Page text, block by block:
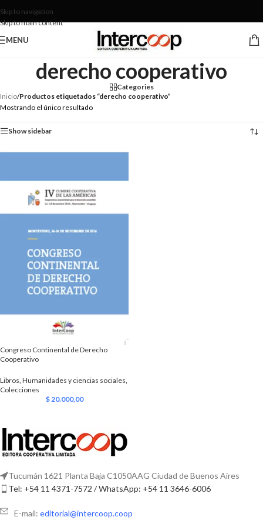
Skip to navigation
Skip to main content
MENU
derecho cooperativo
Categories
Inicio/Productos etiquetados “derecho cooperativo”
Mostrando el único resultado
Show sidebar
Congreso Continental de Derecho
Cooperativo
Libros Humanidades y ciencias sociales
Colecciones
$20.000,00
Tucumán 1621 Planta Baja C1050AAG Ciudad de Buenos Aires
Tel: +54 11 4371-7572 / WhatsApp: +54 11 3646-6006
E-mail: editorial@intercoop.coop